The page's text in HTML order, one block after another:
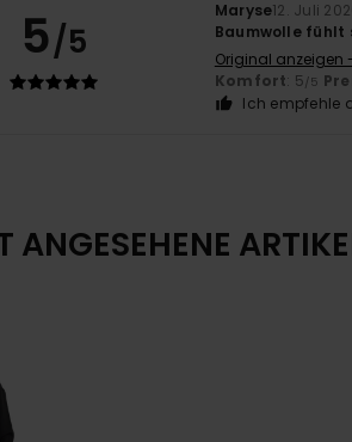
5/5
Maryse12. Juli
Baumwolle fühlt
Original anzeigen
Komfort: 5/5
Ich empfehle
ANGESEHENE